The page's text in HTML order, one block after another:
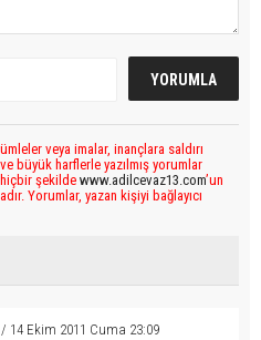
veya imalar, inançlara saldırı
büyük harflerle yazılmış yorumlar
hiçbir şekilde www.adilcevaz13.com’un
Yorumlar, yazan kişiyi bağlayıcı
/ 14 Ekim 2011 Cuma 23:09